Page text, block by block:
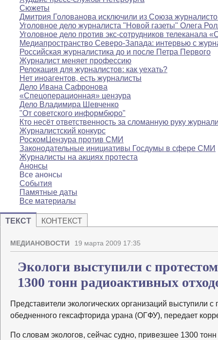
Сюжеты
Дмитрия Голованова исключили из Союза
Уголовное дело журналиста "Новой газеты" Олега
Уголовное дело против экс-сотрудников телеканала
Медиапространство Северо-Запада: интервью с
Российская журналистика до и после Петра Первого
Журналист меняет профессию
Релокация для журналистов: как уехать?
Нет иноагентов, есть журналисты
Дело Ивана Сафронова
«Спецоперационная» цензура
Дело Владимира Шевченко
"От советского информбюро"
Кто несёт ответственность за сломанную руку
Журналистский конкурс
РоскомЦензура против СМИ
Законодательные инициативы Госдумы в сфере СМИ
Журналисты на акциях протеста
Анонсы
Все анонсы
События
Памятные даты
Все материалы
ТЕКСТ КОНТЕКСТ
МЕДИАНОВОСТИ 19 марта 2009 17:35
Экологи выступили с
1300 тонн радиоактивных
Представители экологических организаций выступили
обедненного гексафторида урана (ОГФУ), передает
По словам экологов, сейчас судно, привезшее 1300